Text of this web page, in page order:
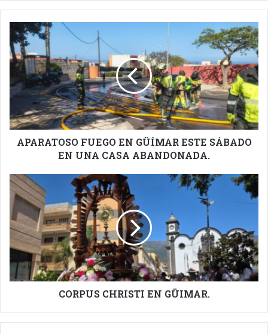
APARATOSO
FUEGO
EN
GÜÍMAR
ESTE
SÁBADO
UNA
CASA
ABANDONADA.
APARATOSO FUEGO EN GÜÍMAR ESTE SÁBADO
EN UNA CASA ABANDONADA.
CORPUS
CHRISTI
EN
GÜIMAR.
CORPUS CHRISTI EN GÜIMAR.